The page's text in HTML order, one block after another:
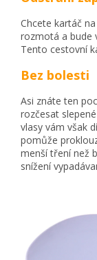
Chcete kartáč
rozmotá a bude
Tento cestovní
Bez bolesti
Asi znáte ten
rozčesat
vlasy vám však
pomůže
menší tření než
snížení